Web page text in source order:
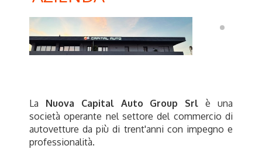
La Nuova Capital Auto Group Srl è una
società operante nel settore del commercio di
autovetture da più di trent'anni con impegno e
professionalità.